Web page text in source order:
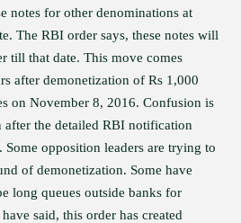
notes for other denominations at
The RBI order says, these notes will
till that date. This move comes
after demonetization of Rs 1,000
on November 8, 2016. Confusion is
after the detailed RBI notification
Some opposition leaders are trying to
of demonetization. Some have
long queues outside banks for
said, this order has created